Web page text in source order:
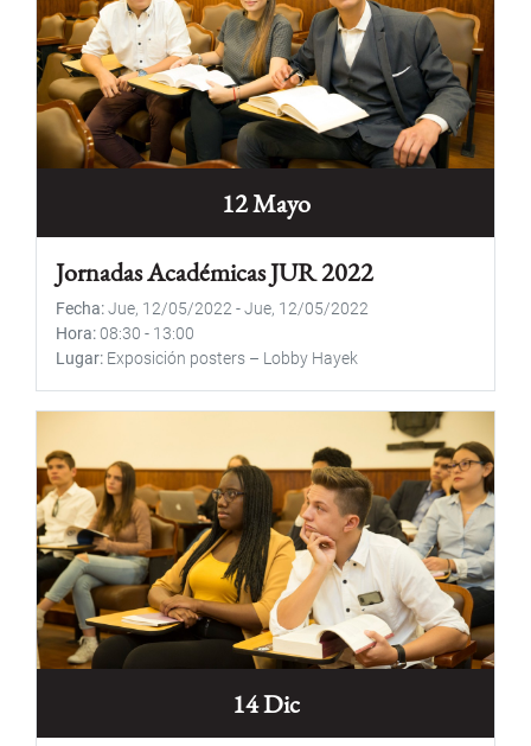
12 Mayo
Jornadas Académicas JUR 2022
Fecha Jue, 12/05/2022-Jue, 12/05/2022
Hora 08:30 - 13:00
Lugar Exposición posters – Lobby Hayek
14 Dic